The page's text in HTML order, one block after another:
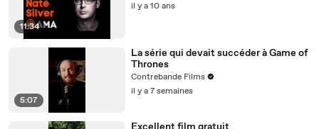
11:34
il y a 10 ans
5:07
La série qui devait succéder à Game of
Thrones
Contrebande Films
il y a 7 semaines